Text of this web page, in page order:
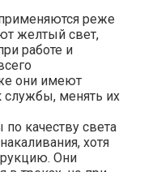
реже
желтый свет,
работе и
они имеют
службы, менять их
качеству света
хотя
Они